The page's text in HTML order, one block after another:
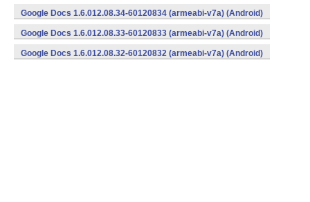
Google Docs 1.6.012.08.34-60120834 (armeabi-v7a) (Android)
Google Docs 1.6.012.08.33-60120833 (armeabi-v7a) (Android)
Google Docs 1.6.012.08.32-60120832 (armeabi-v7a) (Android)